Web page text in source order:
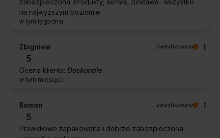
zabezpieczona. Produkty, serwis, dostawa- wszystko
na najwyższym poziomie.
w tym tygodniu
Zbigniew zweryfikowano
5
Ocena klienta: Doskonale
w tym miesiącu
Roman zweryfikowano
5
Prawidłowo zapakowana i dobrze zabezpieczona